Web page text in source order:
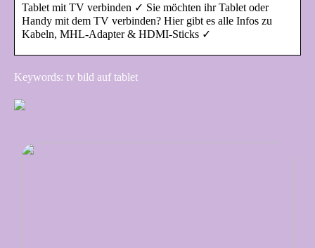
Tablet mit TV verbinden ✓ Sie möchten ihr Tablet oder
Handy mit dem TV verbinden? Hier gibt es alle Infos zu
Kabeln, MHL-Adapter & HDMI-Sticks ✓
Keywords: tv bild auf tablet